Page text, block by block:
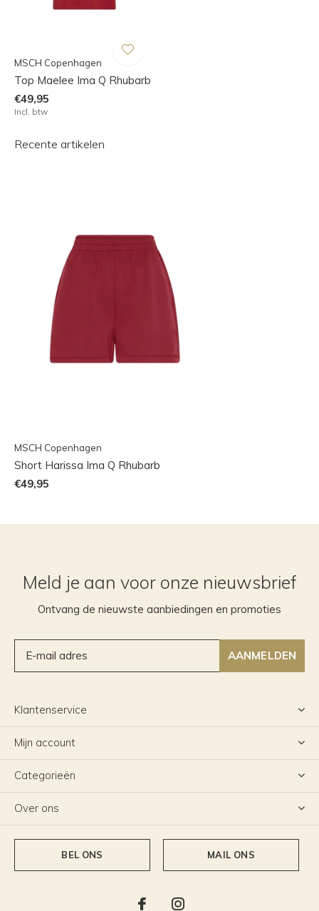
MSCH Copenhagen
Top Maelee Ima Q Rhubarb
€49,95
Incl. btw
Recente artikelen
MSCH Copenhagen
Short Harissa Ima Q Rhubarb
€49,95
Meld je aan voor onze nieuwsbrief
Ontvang de nieuwste aanbiedingen en promoties
AANMELDEN
Klantenservice
Mijn account
Categorieën
Over ons
BEL ONS MAIL ONS